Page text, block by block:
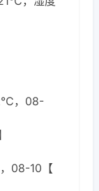
，08-
08-10【